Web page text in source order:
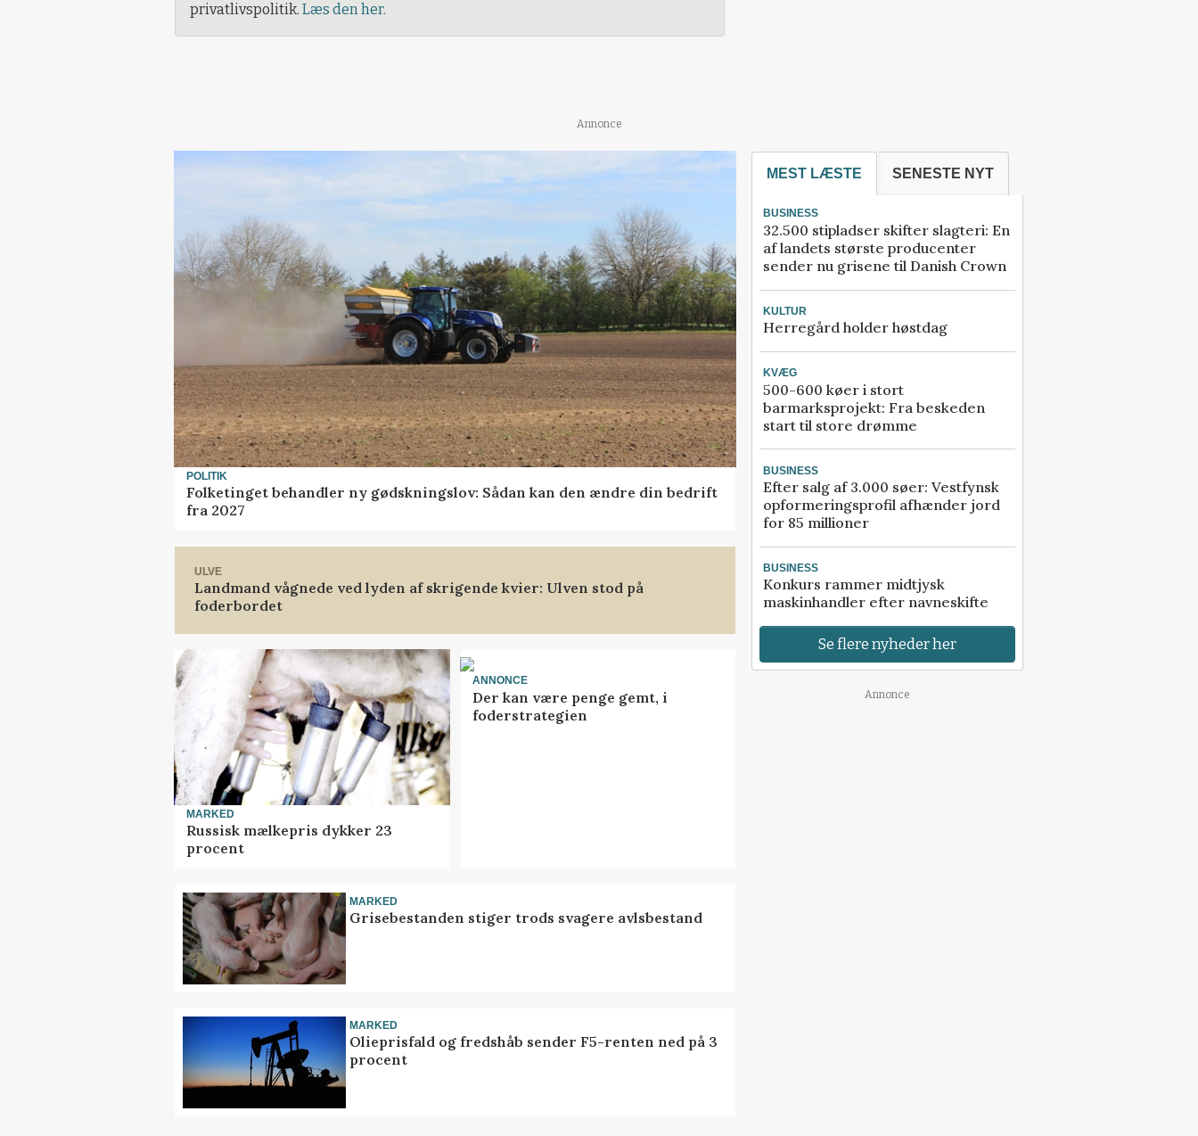
privatlivspolitik. Læs den her.
Annonce
POLITIK
Folketinget behandler ny gødskningslov: Sådan kan den ændre din bedrift
fra 2027
ULVE
Landmand vågnede ved lyden af skrigende kvier: Ulven stod på
foderbordet
MARKED
Russisk mælkepris dykker 23
procent
ANNONCE
Der kan være penge gemt, i
foderstrategien
MARKED
Grisebestanden stiger trods svagere avlsbestand
MARKED
Olieprisfald og fredshåb sender F5-renten ned på 3
procent
MEST LÆSTE SENESTE NYT
BUSINESS
32.500 stipladser skifter slagteri: En
af landets største producenter
sender nu grisene til Danish Crown
KULTUR
Herregård holder høstdag
KVÆG
500-600 køer i stort
barmarksprojekt: Fra beskeden
start til store drømme
BUSINESS
Efter salg af 3.000 søer: Vestfynsk
opformeringsprofil afhænder jord
for 85 millioner
BUSINESS
Konkurs rammer midtjysk
maskinhandler efter navneskifte
Se flere nyheder her
Annonce